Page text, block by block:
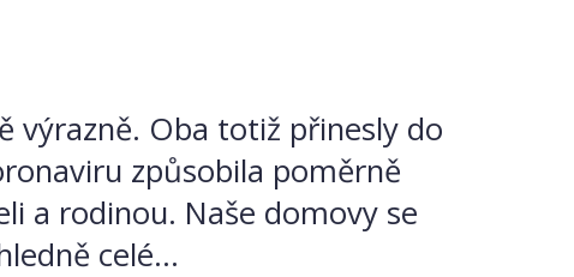
výrazně. Oba totiž přinesly do
způsobila poměrně
a rodinou. Naše domovy se
celé...